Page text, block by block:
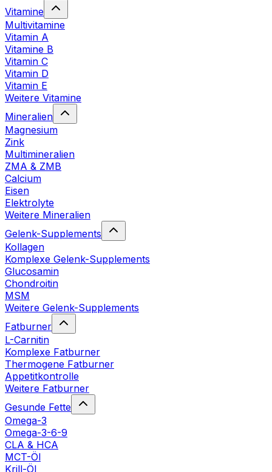
Vitamine
Multivitamine
Vitamin A
Vitamine B
Vitamin C
Vitamin D
Vitamin E
Weitere Vitamine
Mineralien
Magnesium
Zink
Multimineralien
ZMA & ZMB
Calcium
Eisen
Elektrolyte
Weitere Mineralien
Gelenk-Supplements
Kollagen
Komplexe Gelenk-Supplements
Glucosamin
Chondroitin
MSM
Weitere Gelenk-Supplements
Fatburner
L-Carnitin
Komplexe Fatburner
Thermogene Fatburner
Appetitkontrolle
Weitere Fatburner
Gesunde Fette
Omega-3
Omega-3-6-9
CLA & HCA
MCT-Öl
Krill-Öl